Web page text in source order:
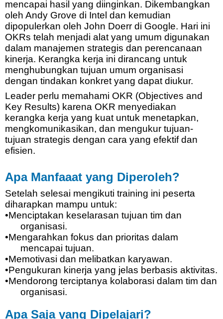
mencapai hasil yang diinginkan. Dikembangkan
oleh Andy Grove di Intel dan kemudian
dipopulerkan oleh John Doerrdi Google. Hari ini
OKRs telah menjadi alatyang umum digunakan
dalam manajemen strategis dan perencanaan
kinerja. Kerangka kerja ini dirancang untuk
menghubungkan tujuan umum organisasi
dengan tindakan konkretyang dapat diukur.
Leader perlu memahami OKR (Objectives and
Key Results) karenaOKR menyediakan
kerangka kerjayang kuat untuk menetapkan,
mengkomunikasikan, dan mengukur tujuan-
tujuan strategis dengan carayang efektifdan
efisien.
Apa Manfaaatyang Diperoleh?
Setelah selesai mengikuti training ini peserta
diharapkan mampu untuk:
•Menciptakan keselarasan tujuan tim dan
organisasi.
•Mengarahkan fokus dan prioritas dalam
mencapai tujuan.
•Memotivasi dan melibatkan karyawan.
•Pengukuran kinerjayang jelas berbasis aktivitas.
•Mendorong terciptanya kolaborasi dalam tim dan
organisasi.
Apa Sajayang Dipelajari?